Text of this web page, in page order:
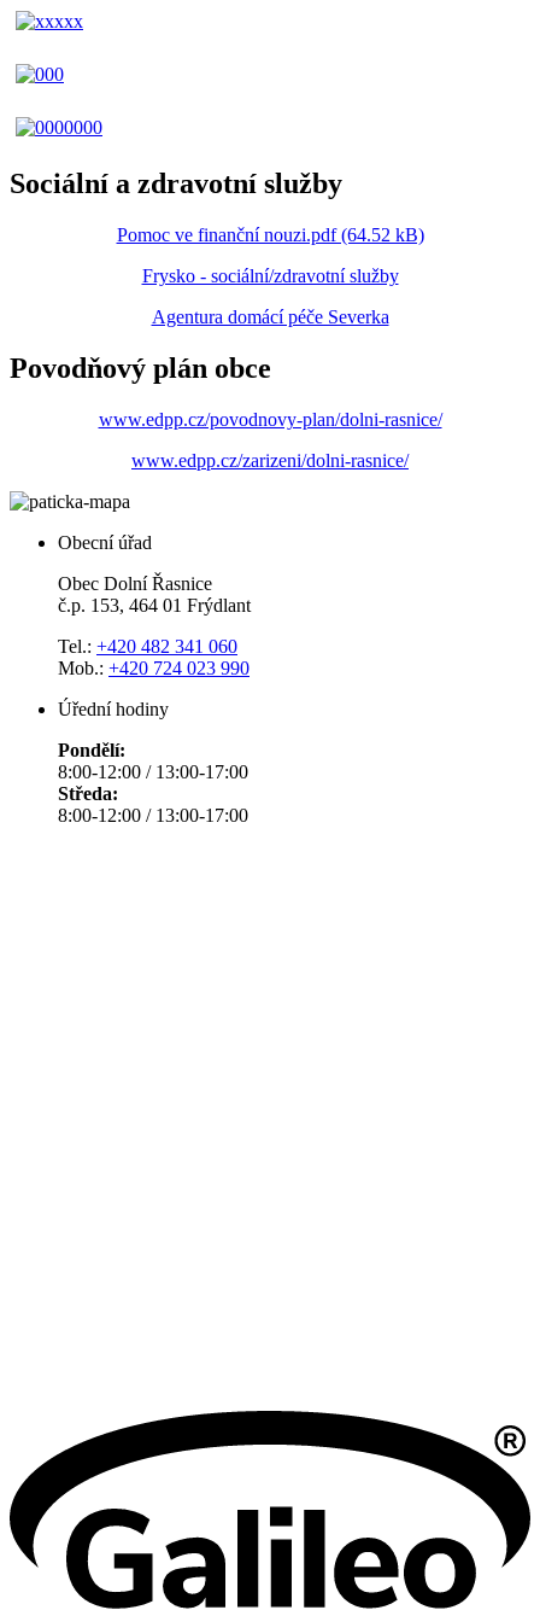
Sociální a zdravotní služby
Pomoc ve finanční nouzi.pdf (64.52 kB)
Frysko - sociální/zdravotní služby
Agentura domácí péče Severka
Povodňový plán obce
www.edpp.cz/povodnovy-plan/dolni-rasnice/
www.edpp.cz/zarizeni/dolni-rasnice/
Obecní úřad
Obec Dolní Řasnice
č.p. 153, 464 01 Frýdlant
Tel.: +420 482 341 060
Mob.: +420 724 023 990
Úřední hodiny
Pondělí:
8:00-12:00 / 13:00-17:00
Středa:
8:00-12:00 / 13:00-17:00